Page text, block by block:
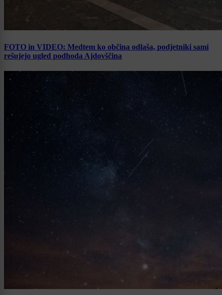
FOTO in VIDEO: Medtem ko občina odlaša, podjetniki sami
rešujejo ugled podhoda Ajdovščina